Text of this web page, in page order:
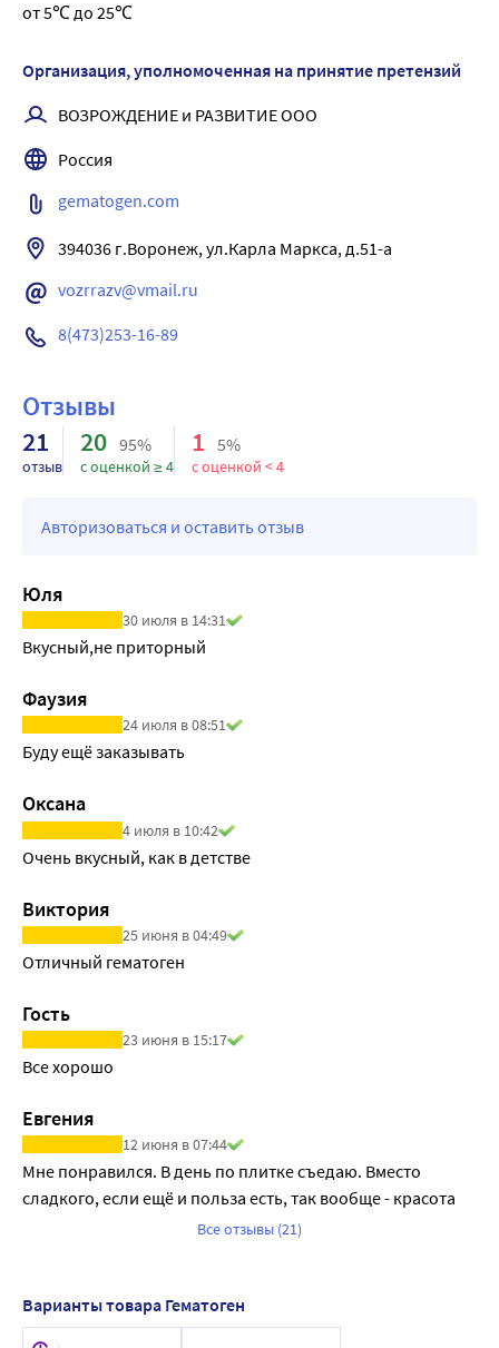
гематогена наиболее актуально весной и осенью,
беременности.
Данная форма выпуска наиболее удобна для
употребления детей старше 7 лет согласно
рекомендуемым суточным нормам потребления.:
Особенности: производится исключительно из
красителей.
от 5℃ до 25℃
Организация, уполномоченная на принятие претензий
ВОЗРОЖДЕНИЕ и РАЗВИТИЕ ООО
Россия
gematogen.com
394036 г.Воронеж, ул.Карла Маркса, д.51-а
vozrrazv@vmail.ru
8(473)253-16-89
Отзывы
21
отзыв
20 95%
с оценкой ≥ 4
1 5%
с оценкой < 4
Авторизоваться и оставить отзыв
Юля
30 июля в 14:31
Вкусный,не приторный
Фаузия
24 июля в 08:51
Буду ещё заказывать
Оксана
4 июля в 10:42
Очень вкусный, как в детстве
Виктория
25 июня в 04:49
Отличный гематоген
Гость
23 июня в 15:17
Все хорошо
Евгения
12 июня в 07:44
Мне понравился. В день по плитке съедаю. Вместо
сладкого, если ещё и польза есть, так вообще - красота
Все отзывы (21)
Варианты товара Гематоген